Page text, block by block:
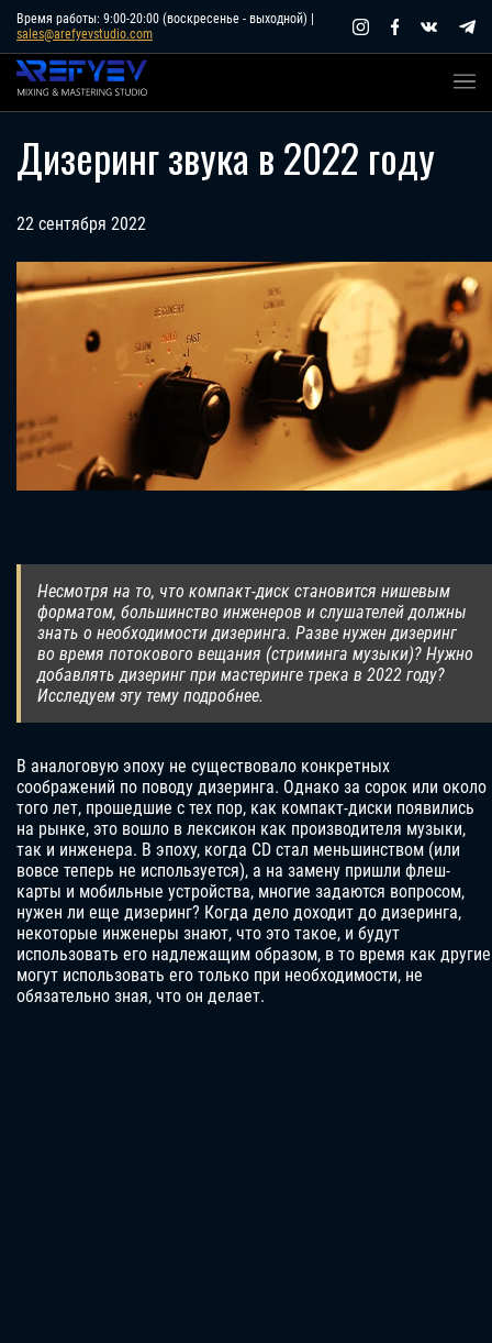
Skip
content
Время работы: 9:00-20:00 (воскресенье - выходной) |
sales@arefyevstudio.com
Дизеринг звука в 2022 году
22 сентября 2022
Несмотря на то, что компакт-диск становится нишевым
форматом, большинство инженеров и слушателей должны
знать о необходимости дизеринга. Разве нужен дизеринг
во время потокового вещания (стриминга музыки)? Нужно
добавлять дизеринг при мастеринге трека в 2022 году?
Исследуем эту тему подробнее.
В аналоговую эпоху не существовало конкретных
соображений по поводу дизеринга. Однако за сорок или около
того лет, прошедшие с тех пор, как компакт-диски появились
на рынке, это вошло в лексикон как производителя музыки,
так и инженера. В эпоху, когда CD стал меньшинством (или
вовсе теперь не используется), а на замену пришли флеш-
карты и мобильные устройства, многие задаются вопросом,
нужен ли еще дизеринг? Когда дело доходит до дизеринга,
некоторые инженеры знают, что это такое, и будут
использовать его надлежащим образом, в то время как другие
могут использовать его только при необходимости, не
обязательно зная, что он делает.